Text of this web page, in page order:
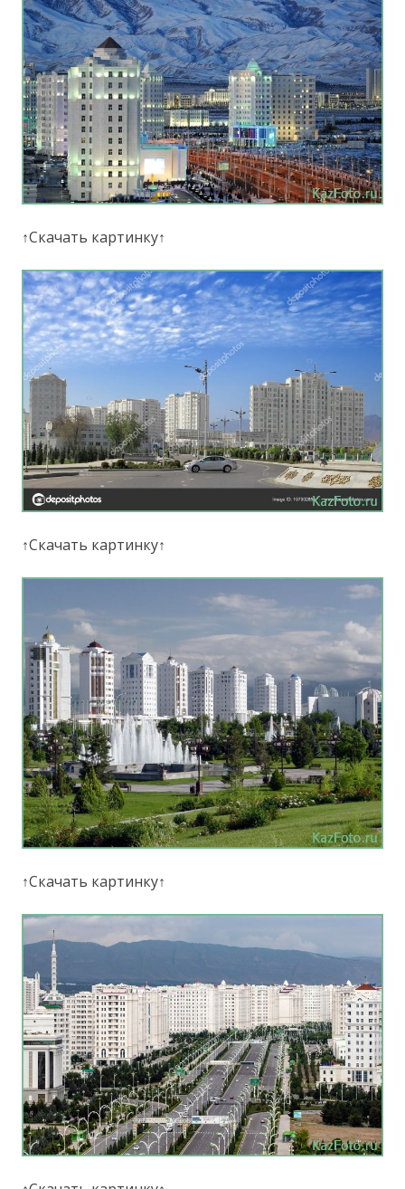
↑Скачать картинку↑
↑Скачать картинку↑
↑Скачать картинку↑